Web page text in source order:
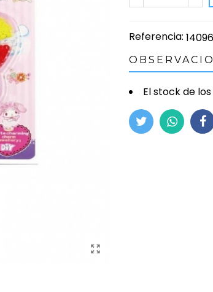
Referencia:
El stock de